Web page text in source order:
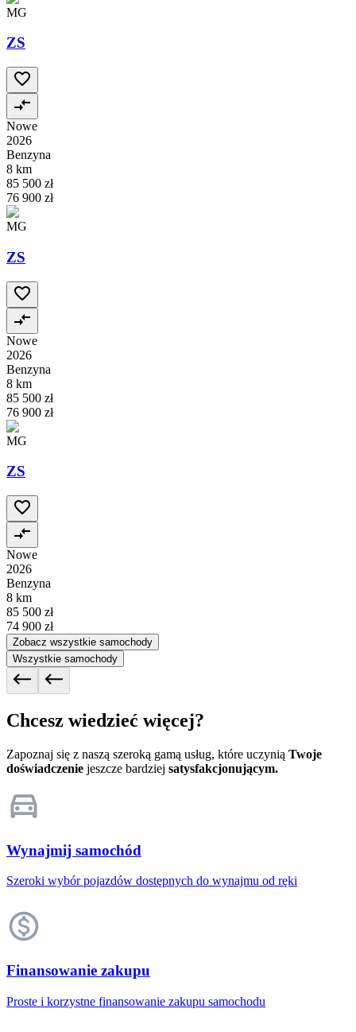
MG
ZS
Nowe
2026
Benzyna
8 km
85 500 zł
76 900 zł
MG
ZS
Nowe
2026
Benzyna
8 km
85 500 zł
76 900 zł
MG
ZS
Nowe
2026
Benzyna
8 km
85 500 zł
74 900 zł
Zobacz wszystkie samochody
Wszystkie samochody
Chcesz wiedzieć więcej?
Zapoznaj się z naszą szeroką gamą usług, które uczynią Twoje
doświadczenie jeszcze bardziej satysfakcjonującym.
Wynajmij samochód
Szeroki wybór pojazdów dostępnych do wynajmu od ręki
Finansowanie zakupu
Proste i korzystne finansowanie zakupu samochodu